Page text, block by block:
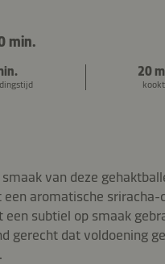
min.
20
van deze
aromatische sriracha-
een subtiel op smaak
gerecht dat voldoening